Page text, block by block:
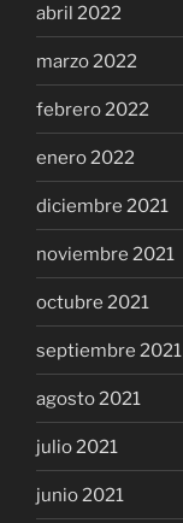
abril 2022
marzo 2022
febrero 2022
enero 2022
diciembre 2021
noviembre 2021
octubre 2021
septiembre 2021
agosto 2021
julio 2021
junio 2021